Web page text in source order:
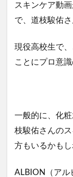
スキンケア動
で、道枝駿佑
現役高校生で
ことにプロ意
一般的に、化
枝駿佑さんの
方もいるかもし
ALBION（ア